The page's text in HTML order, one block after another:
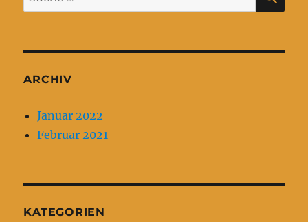
nach:
ARCHIV
Januar 2022
Februar 2021
KATEGORIEN